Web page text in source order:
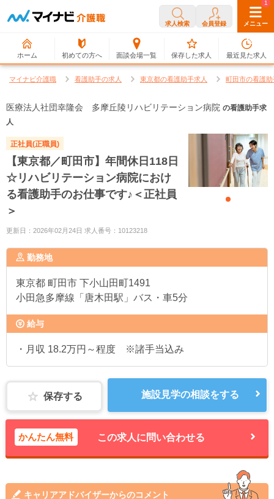
求人検索 会員登録 メニュー
ホーム 初めての方へ 面談会場一覧
0
保存した求人
1
最近見た求人
マイナビ介護職 看護助手の求人 東京都の看護助手求人 町田市の看護
医療法人社団幸隆会 多摩丘陵リハビリテーション病院 の看護助手求
人
正社員(正職員)
【東京都／町田市】年間休日118日
☆リハビリテーション病院におけ
る看護助手のお仕事です♪＜正社員
＞
更新日：2026年02月24日 求人番号：10123218
勤務地
東京都 町田市 下小山田町1491
小田急多摩線「唐木田駅」バス・車5分
給与
・月収 18.2万円～程度 ※諸手当込み
保存する 施設見学の相談をする
かんたん無料 この求人に問い合わせる
キャリアアドバイザーからのコメント